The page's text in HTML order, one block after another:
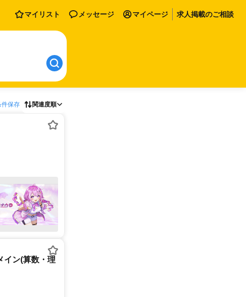
マイリスト メッセージ マイページ 求人掲載のご相談
件保存 関連度順
イン(算数・理